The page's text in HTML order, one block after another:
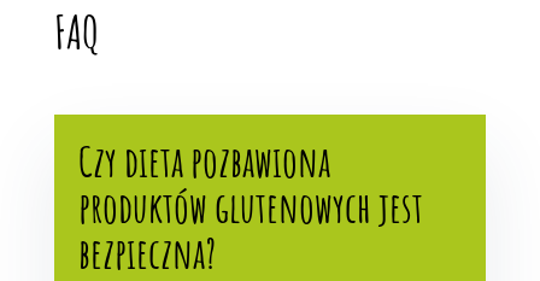
FAQ
Czy dieta pozbawiona
produktów glutenowych jest
bezpieczna?